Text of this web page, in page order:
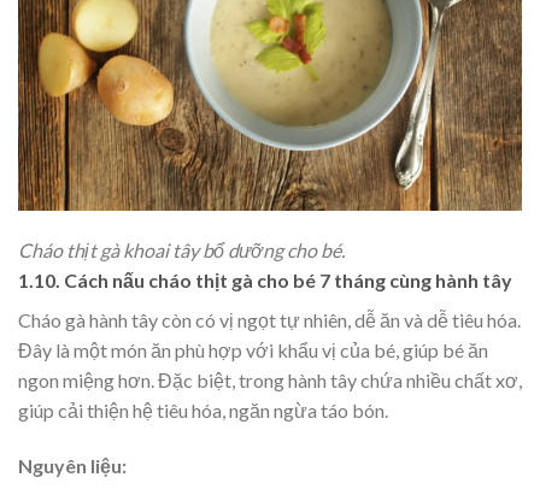
Cháo thịt gà khoai tây bổ dưỡng cho bé.
1.10. Cách nấu cháo thịt gà cho bé 7 tháng cùng hành tây
Cháo gà hành tây còn có vị ngọt tự nhiên, dễ ăn và dễ tiêu hóa.
Đây là một món ăn phù hợp với khẩu vị của bé, giúp bé ăn
ngon miệng hơn. Đặc biệt, trong hành tây chứa nhiều chất xơ,
giúp cải thiện hệ tiêu hóa, ngăn ngừa táo bón.
Nguyên liệu: